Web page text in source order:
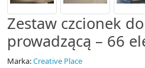
Zestaw czcionek
prowadzącą – 66
Marka:Creative Place